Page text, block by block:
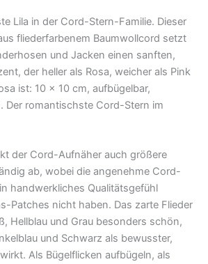
Lila in der Cord-Stern-Familie. Dieser
fliederfarbenеm Baumwollcord setzt
und Jacken einen sanften,
der heller als Rosa, weicher als Pink
ist: 10 × 10 cm, aufbügelbar,
Der romantischste Cord-Stern im
der Cord-Aufnäher auch größere
ab, wobei die angenehme Cord-
handwerkliches Qualitätsgefühl
Patches nicht haben. Das zarte Flieder
Hellblau und Grau besonders schön,
und Schwarz als bewusster,
Als Bügelflicken aufbügeln, als